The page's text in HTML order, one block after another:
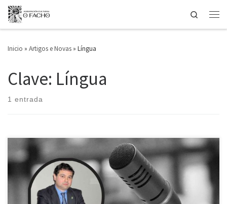
Saltar ao contido
Search
Inicio » Artigos e Novas » Língua
Clave: Língua
1 entrada
O passado dia 8 de Fevereiro, terça (martes), o ensaísta e professor,
Carlos Garrido Rodríguez falou dentro do ciclo, Língua, Literatura e
Naçom, organizado pola nossa Agrupaçom. A sua palestra versou